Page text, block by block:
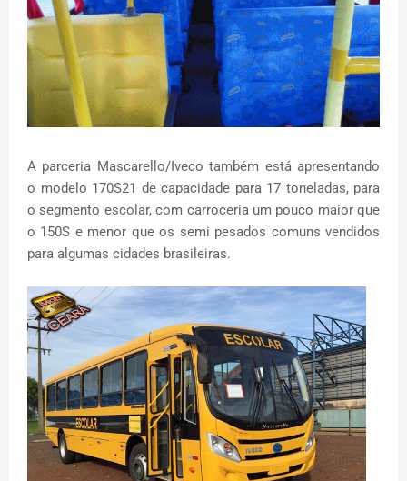
A parceria Mascarello/Iveco também está apresentando
o modelo 170S21 de capacidade para 17 toneladas, para
o segmento escolar, com carroceria um pouco maior que
o 150S e menor que os semi pesados comuns vendidos
para algumas cidades brasileiras.